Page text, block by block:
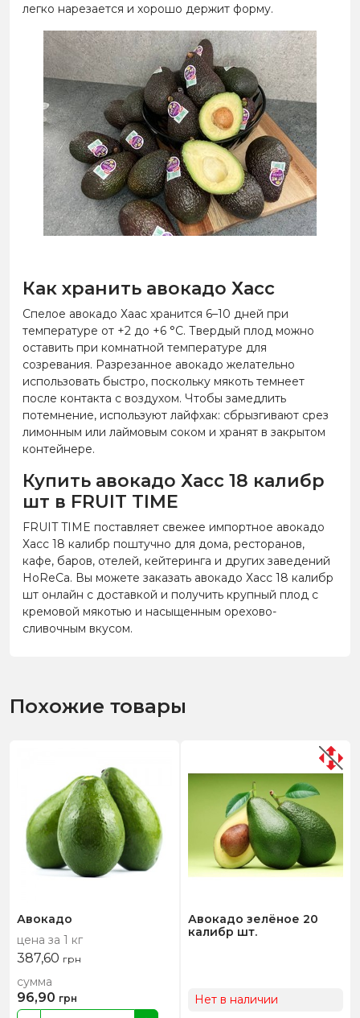
легко нарезается и хорошо держит форму.
Как хранить авокадо Хасс
Спелое авокадо Хаас хранится 6–10 дней при
температуре от +2 до +6 °C. Твердый плод можно
оставить при комнатной температуре для
созревания. Разрезанное авокадо желательно
использовать быстро, поскольку мякоть темнеет
после контакта с воздухом. Чтобы замедлить
потемнение, используют лайфхак: сбрызгивают срез
лимонным или лаймовым соком и хранят в закрытом
контейнере.
Купить авокадо Хасс 18 калибр
шт в FRUIT TIME
FRUIT TIME поставляет свежее импортное авокадо
Хасс 18 калибр поштучно для дома, ресторанов,
кафе, баров, отелей, кейтеринга и других заведений
HoReCa. Вы можете заказать авокадо Хасс 18 калибр
шт онлайн с доставкой и получить крупный плод с
кремовой мякотью и насыщенным орехово-
сливочным вкусом.
Похожие товары
Авокадо
цена за 1 кг
387,60 грн
сумма
96,90 грн
Авокадо зелёное 20
калибр шт.
Нет в наличии